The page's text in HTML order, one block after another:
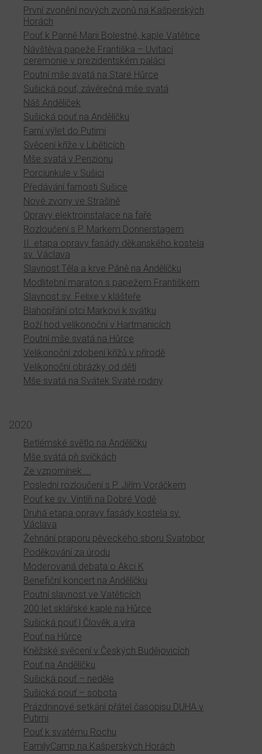
První zvonění nových zvonů na Kašperských
Horách
Pouť k Panně Marii Bolestné, kaple Vatětice
Návštěva papeže Františka – Uvítací
ceremonie v prezidentském paláci
Poutní mše svatá na Staré Hůrce
Sušická pouť, závěrečná mše svatá
Náš Andělíček
Sušická pouť na Andělíčku
Farní výlet do Putimi
Svěcení kříže v Liběticích
Mše svatá v Penzionu
Porciunkule v Sušici
Předávání farnosti Sušice
Nové zvony ve Strašíně
Opravy elektroinstalace na faře
Rozloučení s P. Markem Donnerstagem
II. etapa opravy fasády děkanského kostela
sv. Václava
Slavnost Těla a krve Páně na Andělíčku
Modlitební maraton s papežem Františkem
Slavnost sv. Felixe v klášteře
Blahopřání otci Markovi k svátku
Boží hod velikonoční v Hartmanicích
Poutní mše svatá na Hůrce
Velikonoční zdobení křížů v přírodě
Velikonoční obrázky od dětí
Mše svatá na Svátek Svaté rodiny
2020
Betlémské světlo na Andělíčku
Mše svátá při svíčkách
Ze vzpomínek ...
Poslední rozloučení s P. Jiřím Voráčkem
Pouť ke sv. Vintíři na Dobré Vodě
Druhá etapa opravy fasády kostela sv.
Václava
Žehnání praporu pěveckého sboru Svatobor
Poděkování za úrodu
Moderovaná debata o Akci K
Benefiční koncert na Andělíčku
Poutní slavnost ve Vatěticích
200 let sklářské kaple na Hůrce
Sušická pouť | Člověk a víra
Pouť na Hůrce
Kněžské svěcení v Českých Budějovicích
Pouť na Andělíčku
Sušická pouť – neděle
Sušická pouť – sobota
Prázdninové setkání přátel časopisu DUHA v
Putimi
Pouť k svatému Rochu
FamilyCamp na Kašperských Horách